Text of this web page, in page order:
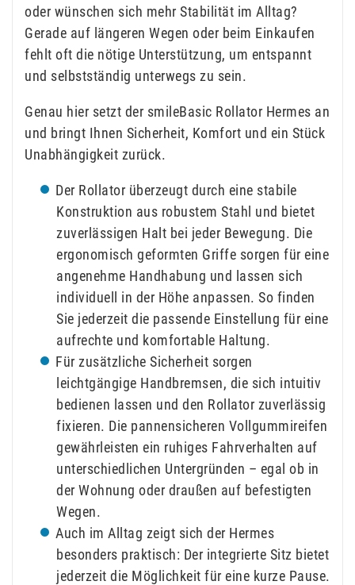
oder wünschen sich mehr Stabilität im Alltag?
Gerade auf längeren Wegen oder beim Einkaufen
fehlt oft die nötige Unterstützung, um entspannt
und selbstständig unterwegs zu sein.
Genau hier setzt der smileBasic Rollator Hermes an
und bringt Ihnen Sicherheit, Komfort und ein Stück
Unabhängigkeit zurück.
Der Rollator überzeugt durch eine stabile
Konstruktion aus robustem Stahl und bietet
zuverlässigen Halt bei jeder Bewegung. Die
ergonomisch geformten Griffe sorgen für eine
angenehme Handhabung und lassen sich
individuell in der Höhe anpassen. So finden
Sie jederzeit die passende Einstellung für eine
aufrechte und komfortable Haltung.
Für zusätzliche Sicherheit sorgen
leichtgängige Handbremsen, die sich intuitiv
bedienen lassen und den Rollator zuverlässig
fixieren. Die pannensicheren Vollgummireifen
gewährleisten ein ruhiges Fahrverhalten auf
unterschiedlichen Untergründen – egal ob in
der Wohnung oder draußen auf befestigten
Wegen.
Auch im Alltag zeigt sich der Hermes
besonders praktisch: Der integrierte Sitz bietet
jederzeit die Möglichkeit für eine kurze Pause.